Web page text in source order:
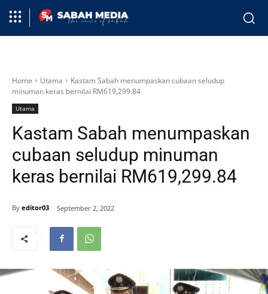
Home Utama
Kastam Sabah menumpaskan cubaan seludup
minuman keras bernilai RM619,299.84
Utama
Kastam Sabah menumpaskan
cubaan seludup minuman
keras bernilai RM619,299.84
By editor03 September 2, 2022